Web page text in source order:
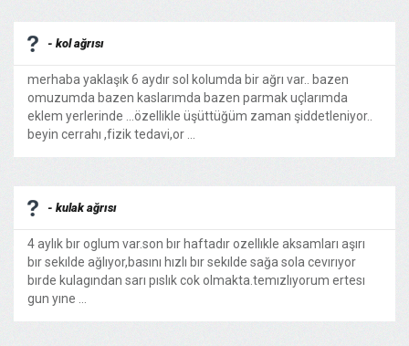
- kol ağrısı
merhaba yaklaşık 6 aydır sol kolumda bir ağrı var.. bazen
omuzumda bazen kaslarımda bazen parmak uçlarımda
eklem yerlerinde ...özellikle üşüttüğüm zaman şiddetleniyor..
beyin cerrahı ,fizik tedavi,or ...
- kulak ağrısı
4 aylık bır oglum var.son bır haftadır ozellıkle aksamları aşırı
bır sekılde ağlıyor,basını hızlı bır sekılde sağa sola cevırıyor
bırde kulagından sarı pıslık cok olmakta.temızlıyorum ertesı
gun yıne ...